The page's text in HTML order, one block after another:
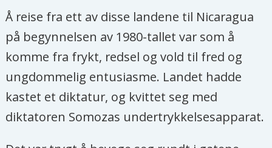
Å reise fra ett av disse landene til Nicaragua
på begynnelsen av 1980-tallet var som å
komme fra frykt, redsel og vold til fred og
ungdommelig entusiasme. Landet hadde
kastet et diktatur, og kvittet seg med
diktatoren Somozas undertrykkelsesapparat.